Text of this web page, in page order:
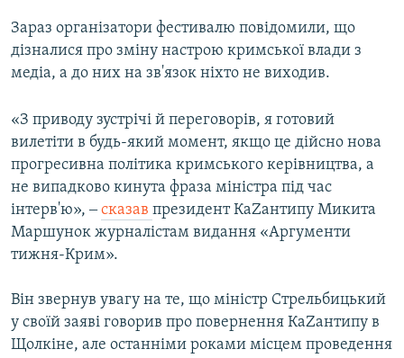
Зараз організатори фестивалю повідомили, що
дізналися про зміну настрою кримської влади з
медіа, а до них на зв'язок ніхто не виходив.
«З приводу зустрічі й переговорів, я готовий
вилетіти в будь-який момент, якщо це дійсно нова
прогресивна політика кримського керівництва, а
не випадково кинута фраза міністра під час
інтерв'ю», ‒сказав президент КаZантипу Микита
Маршунок журналістам видання «Аргументи
тижня-Крим».
Він звернув увагу на те, що міністр Стрельбицький
у своїй заяві говорив про повернення КаZантипу в
Щолкіне, але останніми роками місцем проведення